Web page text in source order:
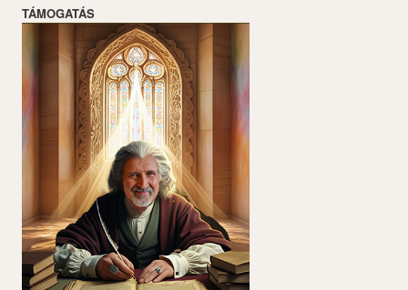
TÁMOGATÁS